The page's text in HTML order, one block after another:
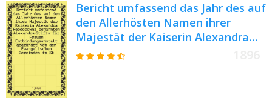
Bericht umfassend das Jahr des auf
den Allerhösten Namen ihrer
Majestät der Kaiserin Alexandra
Feodorowna benannten Alexandra-